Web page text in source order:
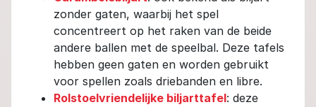
zonder gaten, waarbij het spel
concentreert op het raken van de beide
andere ballen met de speelbal. Deze tafels
hebben geen gaten en worden gebruikt
voor spellen zoals driebanden en libre.
Rolstoelvriendelijke biljarttafel: deze